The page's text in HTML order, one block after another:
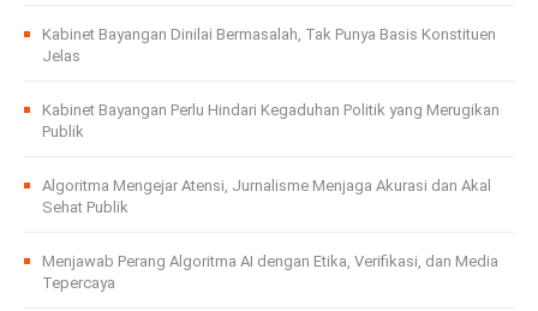
Kabinet Bayangan Dinilai Bermasalah, Tak Punya Basis Konstituen
Jelas
Kabinet Bayangan Perlu Hindari Kegaduhan Politik yang Merugikan
Publik
Algoritma Mengejar Atensi, Jurnalisme Menjaga Akurasi dan Akal
Sehat Publik
Menjawab Perang Algoritma AI dengan Etika, Verifikasi, dan Media
Tepercaya